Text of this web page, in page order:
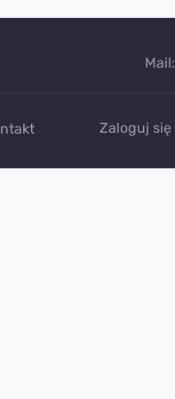
Mail:
Zaloguj się